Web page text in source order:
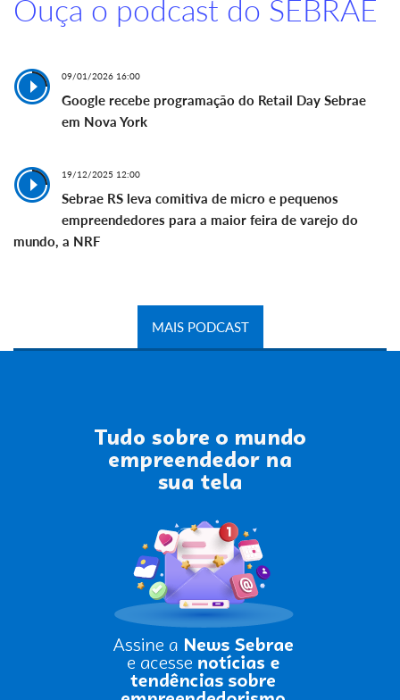
Ouça o podcast do SEBRAE
09/01/2026 16:00
Google recebe programação do Retail Day Sebrae
em Nova York
19/12/2025 12:00
Sebrae RS leva comitiva de micro e pequenos
empreendedores para a maior feira de varejo do
mundo, a NRF
MAIS PODCAST